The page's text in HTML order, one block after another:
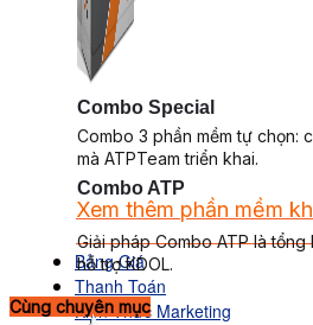
Combo Special
Combo 3 phần mềm tự chọn:
mà ATPTeam triển khai.
Xem thêm phần mềm
Xem thêm phần mềm
Bảng Giá
Thanh Toán
Kiến Thức Marketing
Combo ATP
Giải pháp Combo ATP là
hỗ trợ KDOL.
Cùng chuyên mục